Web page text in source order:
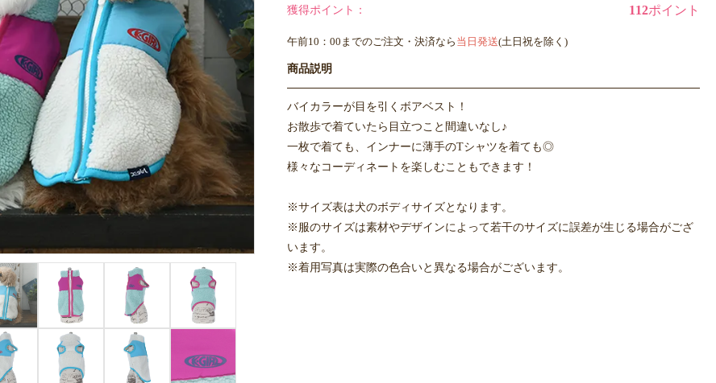
獲得ポイント： 112ポイント
午前10：00までのご注文・決済なら 当日発送(土日祝を除く)
商品説明
バイカラーが目を引くボアベスト！
お散歩で着ていたら目立つこと間違いなし♪
一枚で着ても、インナーに薄手のTシャツを着ても◎
様々なコーディネートを楽しむこともできます！
※サイズ表は犬のボディサイズとなります。
※服のサイズは素材やデザインによって若干のサイズに誤差が生じる場合がござ
います。
※着用写真は実際の色合いと異なる場合がございます。